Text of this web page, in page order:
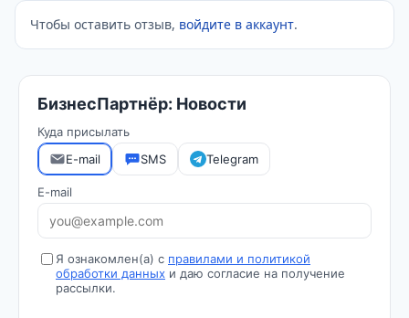
Чтобы оставить отзыв, войдите в аккаунт.